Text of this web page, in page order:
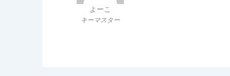
よーこ
キーマスター